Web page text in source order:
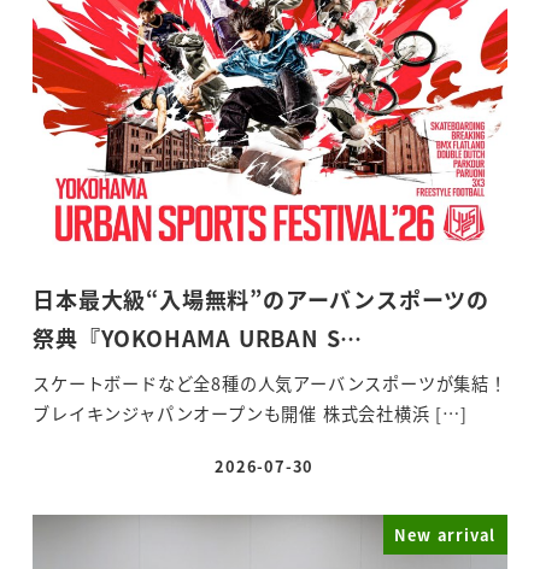
日本最大級“入場無料”のアーバンスポーツの
祭典『YOKOHAMA URBAN S…
スケートボードなど全8種の人気アーバンスポーツが集結！
ブレイキンジャパンオープンも開催 株式会社横浜 […]
投稿日
2026-07-30
New arrival